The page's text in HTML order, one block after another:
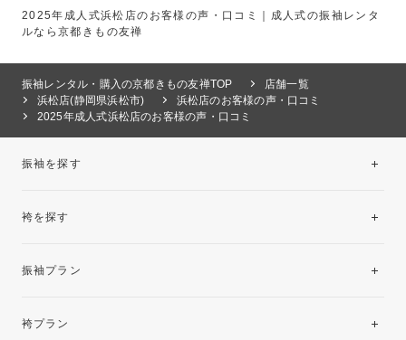
2025年成人式浜松店のお客様の声・口コミ｜成人式の振袖レンタ
ルなら京都きもの友禅
振袖レンタル・購入の京都きもの友禅TOP
店舗一覧
浜松店(静岡県浜松市)
浜松店のお客様の声・口コミ
2025年成人式浜松店のお客様の声・口コミ
振袖を探す
袴を探す
振袖プラン
レンタルプラン
袴プラン